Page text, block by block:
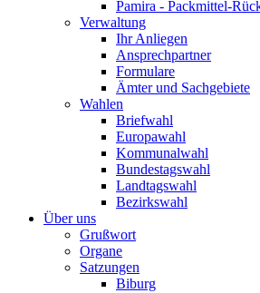
Pamira - Packmittel-
Verwaltung
Ihr Anliegen
Ansprechpartner
Formulare
Ämter und Sachgebiete
Wahlen
Briefwahl
Europawahl
Kommunalwahl
Bundestagswahl
Landtagswahl
Bezirkswahl
Über uns
Grußwort
Organe
Satzungen
Biburg